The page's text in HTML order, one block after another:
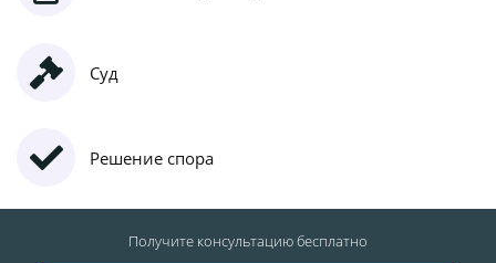
Суд
Решение спора
Получите консультациюбесплатно